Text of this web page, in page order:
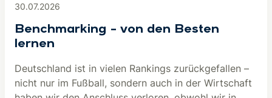
30.07.2026
Benchmarking – von den Besten
lernen
Deutschland ist in vielen Rankings zurückgefallen –
nicht nur im Fußball, sondern auch in der Wirtschaft